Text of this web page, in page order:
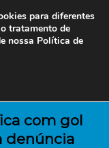
com gol
denúncia
para diferentes
tratamento de
nossa Política de